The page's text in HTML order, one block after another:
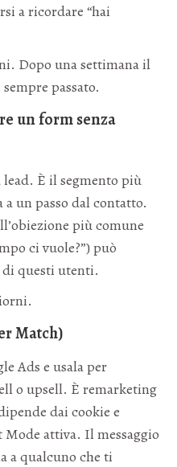
a ricordare “hai
Dopo una settimana il
passato.
un form senza
lead. È il segmento più
un passo dal contatto.
più comune
ci vuole?”) può
di questi utenti.
Match)
Ads e usala per
o upsell. È remarketing
dai cookie e
attiva. Il messaggio
a qualcuno che ti